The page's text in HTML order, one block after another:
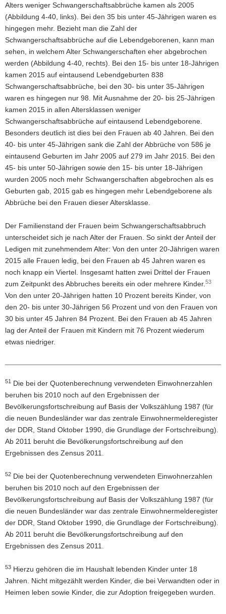
Alters weniger Schwangerschaftsabbrüche kamen als 2005
(Abbildung 4-40, links). Bei den 35 bis unter 45-Jährigen waren es
hingegen mehr. Bezieht man die Zahl der
Schwangerschaftsabbrüche auf die Lebendgeborenen, kann man
sehen, in welchem Alter Schwangerschaften eher abgebrochen
werden (Abbildung 4-40, rechts). Bei den 15- bis unter 18-Jährigen
kamen 2015 auf eintausend Lebendgeburten 838
Schwangerschaftsabbrüche, bei den 30- bis unter 35-Jährigen
waren es hingegen nur 98. Mit Ausnahme der 20- bis 25-Jährigen
kamen 2015 in allen Altersklassen weniger
Schwangerschaftsabbrüche auf eintausend Lebendgeborene.
Besonders deutlich ist dies bei den Frauen ab 40 Jahren. Bei den
40- bis unter 45-Jährigen sank die Zahl der Abbrüche von 586 je
eintausend Geburten im Jahr 2005 auf 279 im Jahr 2015. Bei den
45- bis unter 50-Jährigen sowie den 15- bis unter 18-Jährigen
wurden 2005 noch mehr Schwangerschaften abgebrochen als es
Geburten gab, 2015 gab es hingegen mehr Lebendgeborene als
Abbrüche bei den Frauen dieser Altersklasse.
Der Familienstand der Frauen beim Schwangerschaftsabbruch
unterscheidet sich je nach Alter der Frauen. So sinkt der Anteil der
Ledigen mit zunehmendem Alter: Von den unter 20-Jährigen waren
2015 alle Frauen ledig, bei den Frauen ab 45 Jahren waren es
noch knapp ein Viertel. Insgesamt hatten zwei Drittel der Frauen
zum Zeitpunkt des Abbruches bereits ein oder mehrere Kinder. 53
Von den unter 20-Jährigen hatten 10 Prozent bereits Kinder, von
den 20- bis unter 30-Jährigen 56 Prozent und von den Frauen von
30 bis unter 45 Jahren 84 Prozent. Bei den Frauen ab 45 Jahren
lag der Anteil der Frauen mit Kindern mit 76 Prozent wiederum
etwas niedriger.
Fußnoten
51 Die bei der Quotenberechnung verwendeten Einwohnerzahlen
beruhen bis 2010 noch auf den Ergebnissen der
Bevölkerungsfortschreibung auf Basis der Volkszählung 1987 (für
die neuen Bundesländer war das zentrale Einwohnermelderegister
der DDR, Stand Oktober 1990, die Grundlage der Fortschreibung).
Ab 2011 beruht die Bevölkerungsfortschreibung auf den
Ergebnissen des Zensus 2011.
52 Die bei der Quotenberechnung verwendeten Einwohnerzahlen
beruhen bis 2010 noch auf den Ergebnissen der
Bevölkerungsfortschreibung auf Basis der Volkszählung 1987 (für
die neuen Bundesländer war das zentrale Einwohnermelderegister
der DDR, Stand Oktober 1990, die Grundlage der Fortschreibung).
Ab 2011 beruht die Bevölkerungsfortschreibung auf den
Ergebnissen des Zensus 2011.
53 Hierzu gehören die im Haushalt lebenden Kinder unter 18
Jahren. Nicht mitgezählt werden Kinder, die bei Verwandten oder in
Heimen leben sowie Kinder, die zur Adoption freigegeben wurden.